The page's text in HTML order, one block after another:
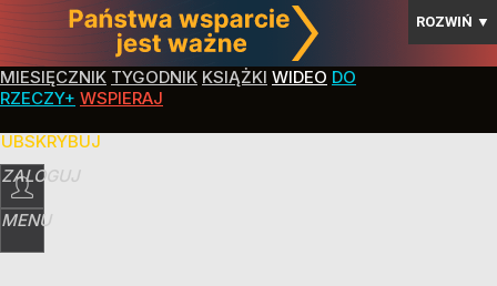
ROZWIŃ ▼
MIESIĘCZNIK TYGODNIK KSIĄŻKI WIDEO DO
RZECZY+ WSPIERAJ
ZALOGUJ
MENU